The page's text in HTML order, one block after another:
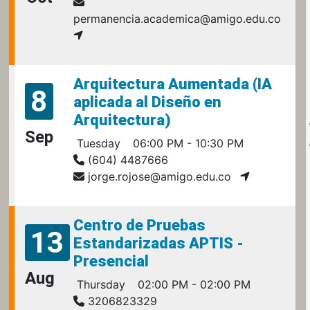
permanencia.academica@amigo.edu.co
8
Sep
Arquitectura Aumentada (IA
aplicada al Diseño en
Arquitectura)
Tuesday
06:00 PM - 10:30 PM
(604) 4487666
jorge.rojose@amigo.edu.co
13
Aug
Centro de Pruebas
Estandarizadas APTIS -
Presencial
Thursday
02:00 PM - 02:00 PM
3206823329